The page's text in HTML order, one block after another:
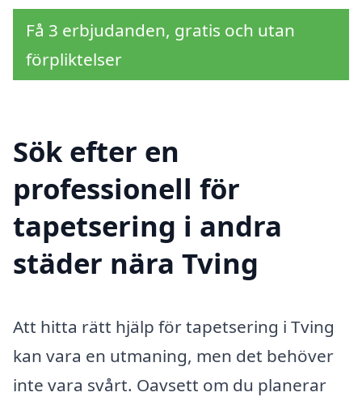
Få 3 erbjudanden, gratis och utan
förpliktelser
Sök efter en
professionell för
tapetsering i andra
städer nära Tving
Att hitta rätt hjälp för tapetsering i Tving
kan vara en utmaning, men det behöver
inte vara svårt. Oavsett om du planerar